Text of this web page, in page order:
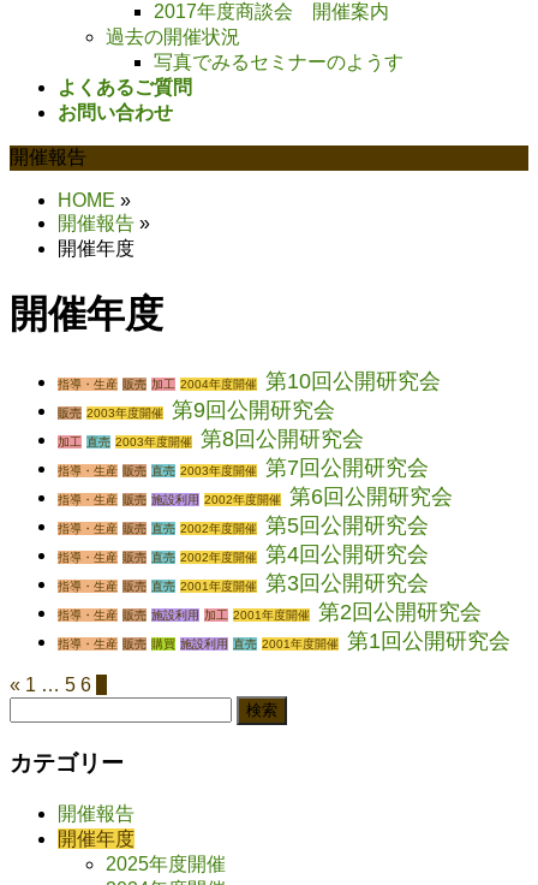
2017年度商談会 開催案内
過去の開催状況
写真でみるセミナーのようす
よくあるご質問
お問い合わせ
開催報告
HOME »
開催報告 »
開催年度
開催年度
指導・生産 販売 加工 2004年度開催 第10回公開研究会
販売 2003年度開催 第9回公開研究会
加工 直売 2003年度開催 第8回公開研究会
指導・生産 販売 直売 2003年度開催 第7回公開研究会
指導・生産 販売 施設利用 2002年度開催 第6回公開研究会
指導・生産 販売 直売 2002年度開催 第5回公開研究会
指導・生産 販売 直売 2002年度開催 第4回公開研究会
指導・生産 販売 直売 2001年度開催 第3回公開研究会
指導・生産 販売 施設利用 加工 2001年度開催 第2回公開研究会
指導・生産 販売 購買 施設利用 直売 2001年度開催 第1回公開研究会
« 1 … 5 6
カテゴリー
開催報告
開催年度
2025年度開催